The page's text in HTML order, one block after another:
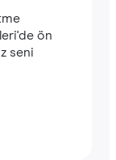
ön
seni